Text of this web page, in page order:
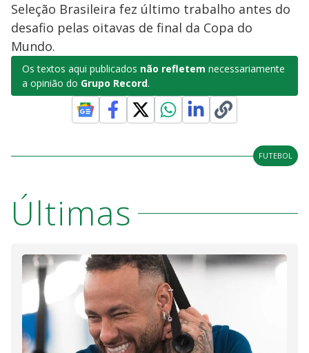
Seleção Brasileira fez último trabalho antes do
desafio pelas oitavas de final da Copa do
Mundo.
Os textos aqui publicados não refletem necessariamente
a opinião do Grupo Record.
FUTEBOL
Últimas